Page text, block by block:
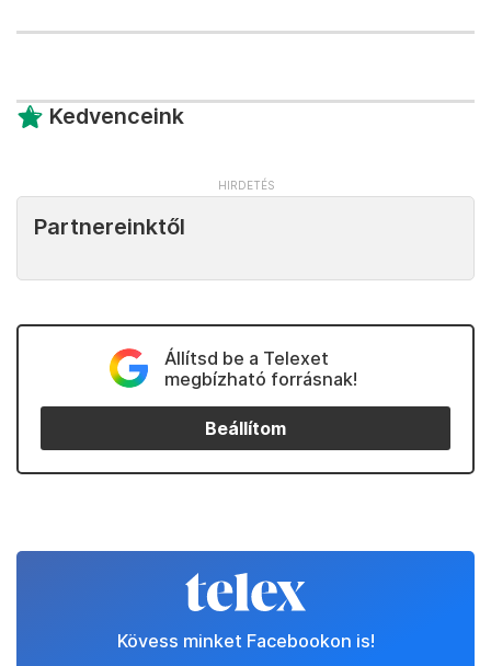
Kedvenceink
Partnereinktől
Állítsd be a Telexet
megbízható forrásnak!
Beállítom
Kövess minket Facebookon is!